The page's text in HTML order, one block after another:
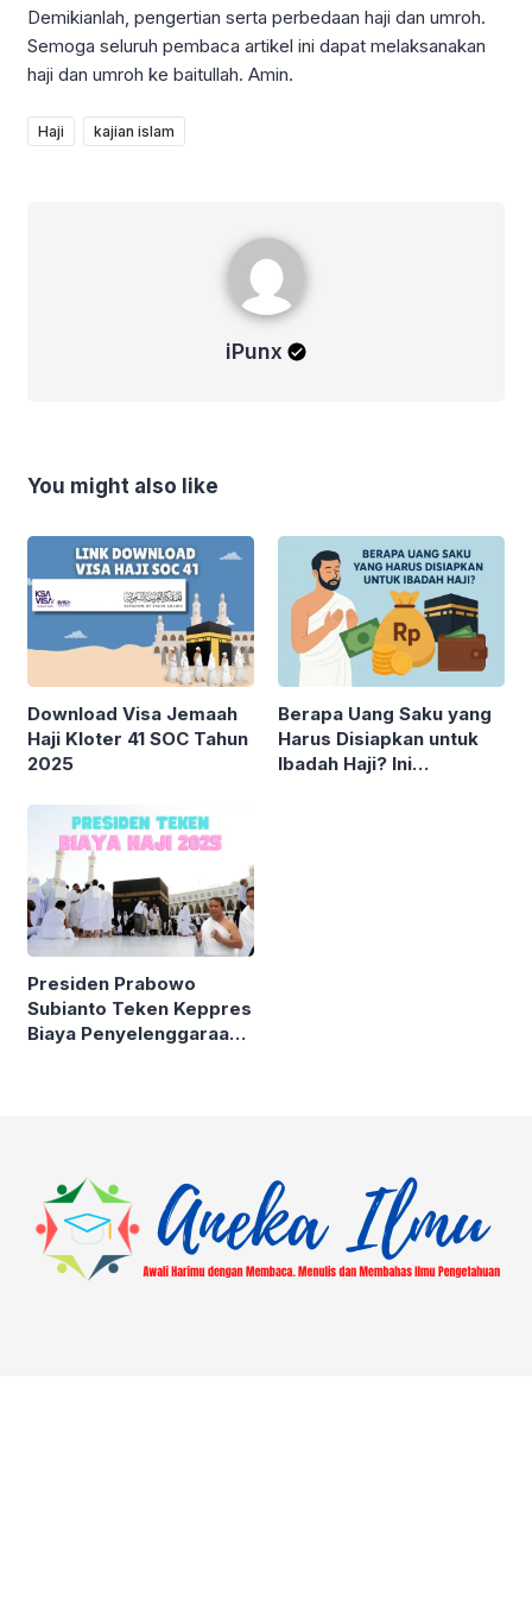
Demikianlah, pengertian serta perbedaan haji dan umroh.
Semoga seluruh pembaca artikel ini dapat melaksanakan
haji dan umroh ke baitullah. Amin.
Haji kajian islam
iPunx
You might also like
Download Visa Jemaah
Haji Kloter 41 SOC Tahun
2025
Berapa Uang Saku yang
Harus Disiapkan untuk
Ibadah Haji? Ini
Presiden Prabowo
Subianto Teken Keppres
Biaya Penyelenggaraan